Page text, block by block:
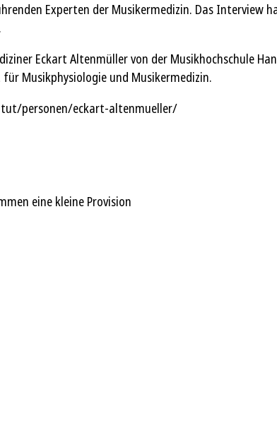
Experten der Musikermedizin. Das Interview
Eckart Altenmüller von der Musikhochschule
Musikphysiologie und Musikermedizin.
personen/eckart-altenmueller/
eine kleine Provision